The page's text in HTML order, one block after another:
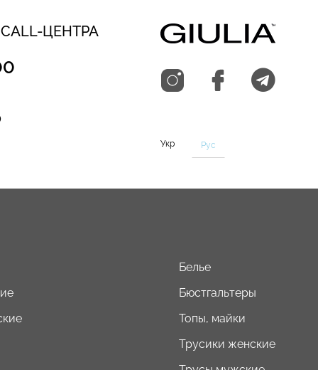
ЦЕНТРА
Укр Рус
Белье
Бюстгальтеры
Топы, майки
Трусики женские